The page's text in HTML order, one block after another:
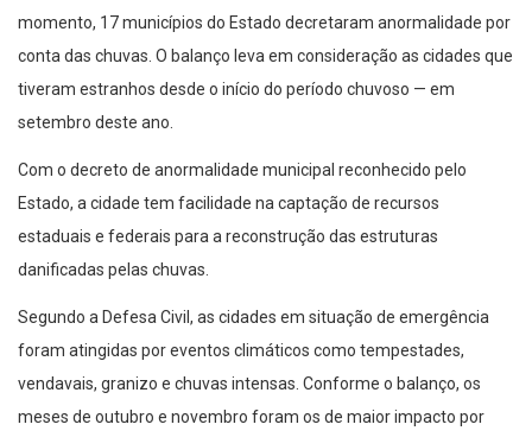
momento, 17 municípios do Estado decretaram anormalidade por
conta das chuvas. O balanço leva em consideração as cidades que
tiveram estranhos desde o início do período chuvoso — em
setembro deste ano.
Com o decreto de anormalidade municipal reconhecido pelo
Estado, a cidade tem facilidade na captação de recursos
estaduais e federais para a reconstrução das estruturas
danificadas pelas chuvas.
Segundo a Defesa Civil, as cidades em situação de emergência
foram atingidas por eventos climáticos como tempestades,
vendavais, granizo e chuvas intensas. Conforme o balanço, os
meses de outubro e novembro foram os de maior impacto por